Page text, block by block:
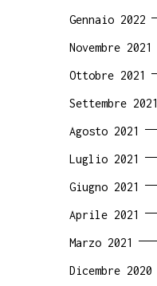
Gennaio 2022
Novembre 2021
Ottobre 2021
Settembre 2021
Agosto 2021
Luglio 2021
Giugno 2021
Aprile 2021
Marzo 2021
Dicembre 2020